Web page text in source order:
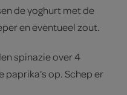
de yoghurt met de
en eventueel zout.
spinazie over 4
paprika’s op. Schep er